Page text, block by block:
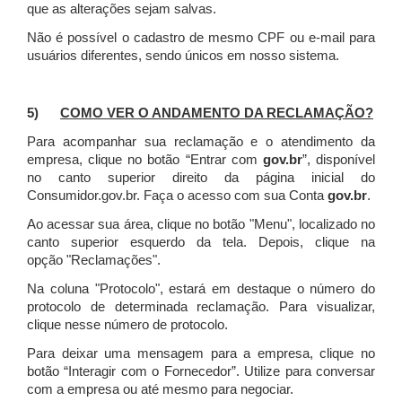
que as alterações sejam salvas.
Não é possível o cadastro de mesmo CPF ou e-mail para
usuários diferentes, sendo únicos em nosso sistema.
5) COMO VER O ANDAMENTO DA RECLAMAÇÃO?
Para acompanhar sua reclamação e o atendimento da
empresa, clique no botão “Entrar com gov.br”, disponível
no canto superior direito da página inicial do
Consumidor.gov.br. Faça o acesso com sua Contagov.br.
Ao acessar sua área, clique no botão "Menu", localizado no
canto superior esquerdo da tela. Depois, clique na
opção "Reclamações".
Na coluna "Protocolo", estará em destaque o número do
protocolo de determinada reclamação. Para visualizar,
clique nesse número de protocolo.
Para deixar uma mensagem para a empresa, clique no
botão “Interagir com o Fornecedor”. Utilize para conversar
com a empresa ou até mesmo para negociar.